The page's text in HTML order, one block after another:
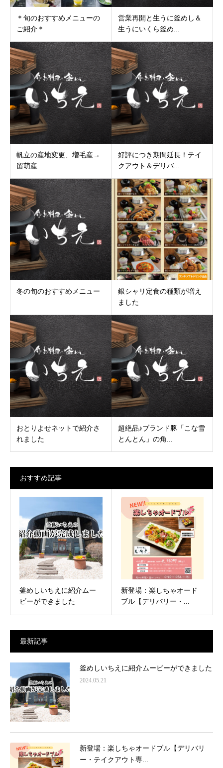
＊旬のおすすめメニューの
ご紹介＊
営業再開と生うに釜めし＆
生うにいくら釜め...
帆立の産地変更、増毛産→
留萌産
好評につき期間延長！テイ
クアウト＆デリバ...
冬の旬のおすすめメニュー
銀シャリ定食の種類が増え
ました
おとりよせネットで紹介さ
れました
超絶品♪ブランド豚「こな雪
とんとん」の角...
おすすめ記事
釜めしいちえに紹介ムー
ビーができました
新登場：楽しちゃオード
ブル【デリバリー・...
最新記事
釜めしいちえに紹介ムービーができました
2024.05.21
新登場：楽しちゃオードブル【デリバリ
ー・テイクアウト専...